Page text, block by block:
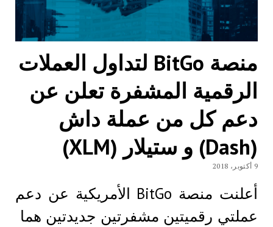
منصة BitGo لتداول العملات
الرقمية المشفرة تعلن عن
دعم كل من عملة داش
(Dash) و ستيلار (XLM)
9 أكتوبر، 2018
أعلنت منصة BitGo الأمريكية عن دعم
عملتي رقميتين مشفرتين جديدتين هما